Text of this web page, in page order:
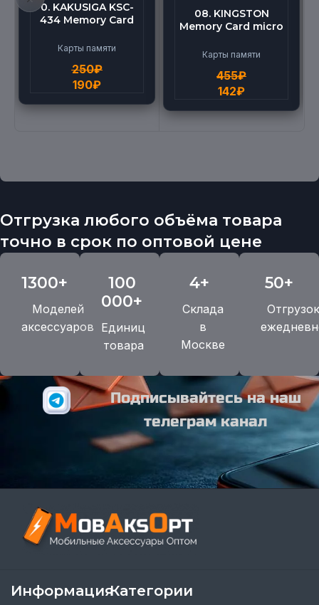
0. KAKUSIGA KSC-
434 Memory Card
High Speed (4G)
Карты памяти
250₽
190₽
08. KINGSTON
Memory Card micro
Карты памяти
455₽
142₽
Отгрузка любого объёма товара
точно в срок по оптовой цене
1300+
Моделей
аксессуаров
100
000+
Единиц
товара
4+
Склада
в
Москве
50+
Отгрузок
Подписывайтесь на наш
телеграм канал
ИнформацияКатегории